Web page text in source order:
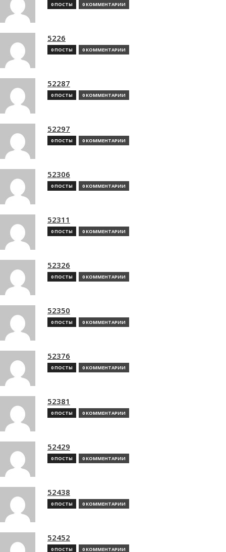
0 ПОСТЫ 0 КОММЕНТАРИИ
5226
0 ПОСТЫ 0 КОММЕНТАРИИ
52287
0 ПОСТЫ 0 КОММЕНТАРИИ
52297
0 ПОСТЫ 0 КОММЕНТАРИИ
52306
0 ПОСТЫ 0 КОММЕНТАРИИ
52311
0 ПОСТЫ 0 КОММЕНТАРИИ
52326
0 ПОСТЫ 0 КОММЕНТАРИИ
52350
0 ПОСТЫ 0 КОММЕНТАРИИ
52376
0 ПОСТЫ 0 КОММЕНТАРИИ
52381
0 ПОСТЫ 0 КОММЕНТАРИИ
52429
0 ПОСТЫ 0 КОММЕНТАРИИ
52438
0 ПОСТЫ 0 КОММЕНТАРИИ
52452
0 ПОСТЫ 0 КОММЕНТАРИИ